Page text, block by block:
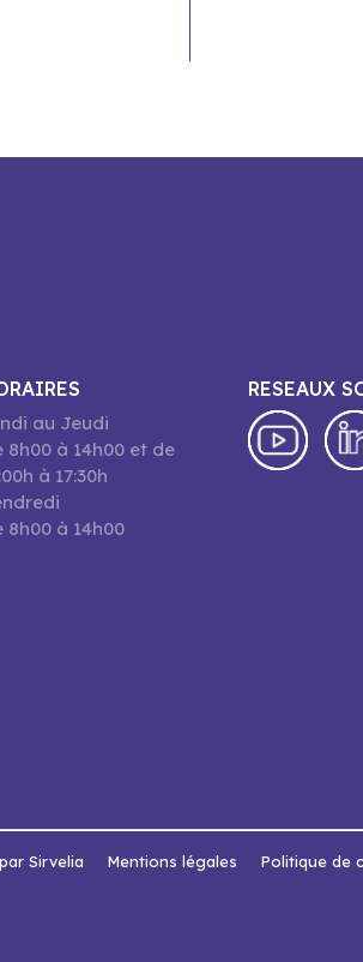
au Jeudi
8h00 à 14h00 et de
à 17:30h
8h00 à 14h00
RESEAUX
Sirvelia Mentions légales Politique de